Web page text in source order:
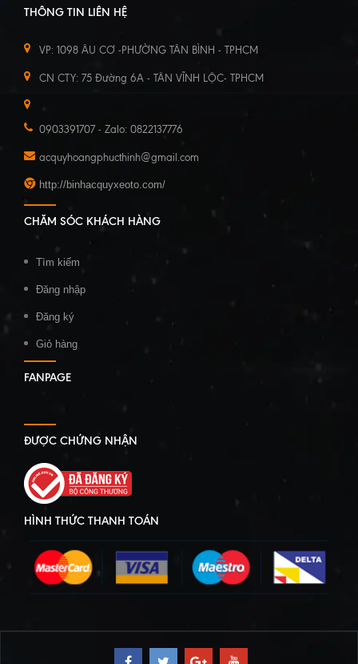
THÔNG TIN LIÊN HỆ
VP: 1098 ÂU CƠ -PHƯỜNG TÂN BÌNH - TPHCM
CN CTY: 75 Đường 6A - TÂN VĨNH LỘC- TPHCM
0903391707 - Zalo: 0822137776
acquyhoangphucthinh@gmail.com
http://binhacquyxeoto.com/
CHĂM SÓC KHÁCH HÀNG
Tìm kiếm
Đăng nhập
Đăng ký
Giỏ hàng
FANPAGE
ĐƯỢC CHỨNG NHẬN
HÌNH THỨC THANH TOÁN